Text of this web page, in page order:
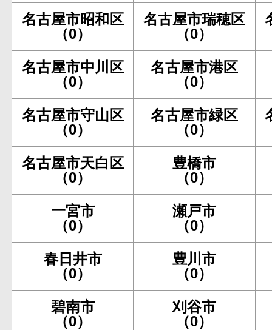
名古屋市昭和区
（0）
名古屋市瑞穂区
（0）
名古屋市中川区
（0）
名古屋市港区
（0）
名古屋市守山区
（0）
名古屋市緑区
（0）
名古屋市天白区
（0）
豊橋市
（0）
一宮市
（0）
瀬戸市
（0）
春日井市
（0）
豊川市
（0）
碧南市
（0）
刈谷市
（0）